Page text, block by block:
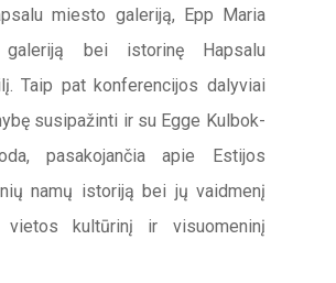
miesto galeriją, Epp Maria
galeriją bei istorinę Hapsalu
Taip pat konferencijos dalyviai
susipažinti ir su Egge Kulbok-
pasakojančia apie Estijos
namų istoriją bei jų vaidmenį
vietos kultūrinį ir visuomeninį